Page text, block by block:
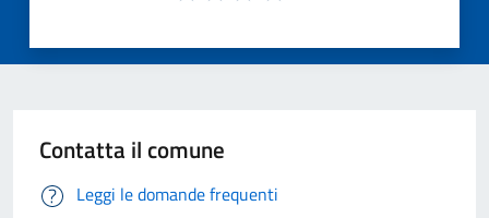
Contatta il comune
Leggi le domande frequenti